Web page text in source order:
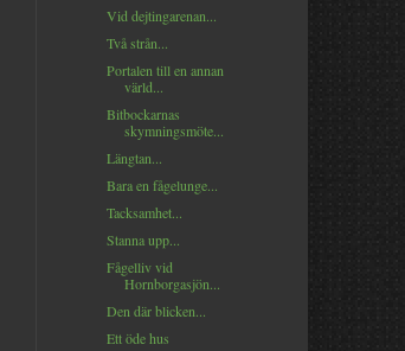
Vid dejtingarenan...
Två strån...
Portalen till en annan
värld...
Bitbockarnas
skymningsmöte...
Längtan...
Bara en fågelunge...
Tacksamhet...
Stanna upp...
Fågelliv vid
Hornborgasjön...
Den där blicken...
Ett öde hus